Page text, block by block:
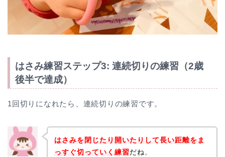
はさみ練習ステップ3: 連続切りの練習（2歳
後半で達成）
1回切りになれたら、連続切りの練習です。
はさみを閉じたり開いたりして長い距離をま
っすぐ切っていく練習だね 。